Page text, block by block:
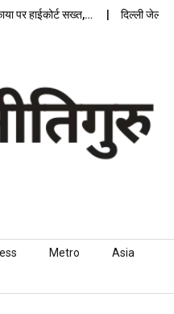
पर हाईकोर्ट सख्त,… दिल्ली जेलों में
Metro Asia